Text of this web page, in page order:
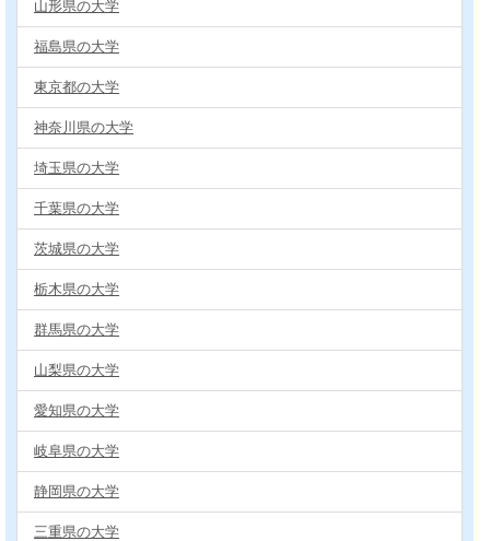
山形県の大学
福島県の大学
東京都の大学
神奈川県の大学
埼玉県の大学
千葉県の大学
茨城県の大学
栃木県の大学
群馬県の大学
山梨県の大学
愛知県の大学
岐阜県の大学
静岡県の大学
三重県の大学